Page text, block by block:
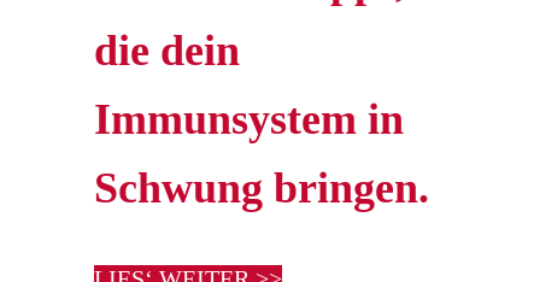
die dein
Immunsystem in
Schwung bringen.